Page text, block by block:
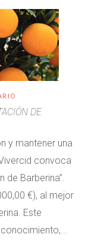
DE
y mantener una
convoca
de Barberina”.
€), al mejor
Este